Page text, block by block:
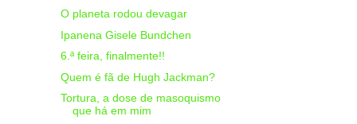
O planeta rodou devagar
Ipanena Gisele Bundchen
6.ª feira, finalmente!!
Quem é fã de Hugh Jackman?
Tortura, a dose de masoquismo
que há em mim